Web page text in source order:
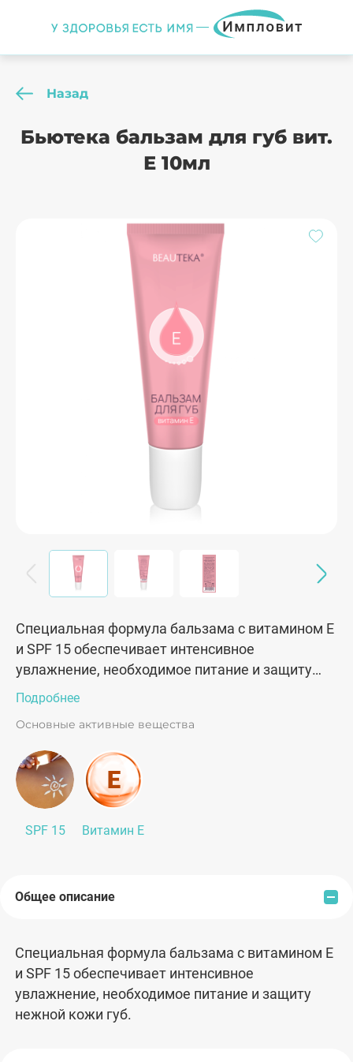
Назад
Бьютека бальзам для губ вит.
Е 10мл
Специальная формула бальзама с витамином Е
и SPF 15 обеспечивает интенсивное
увлажнение, необходимое питание и защиту
нежной кожи губ.
Подробнее
Основные активные вещества
SPF 15 Витамин Е
Общее описание
Специальная формула бальзама с витамином Е
и SPF 15 обеспечивает интенсивное
увлажнение, необходимое питание и защиту
нежной кожи губ.